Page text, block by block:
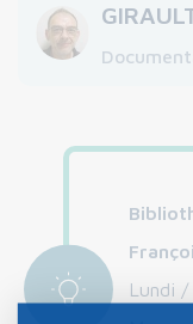
Lundi /